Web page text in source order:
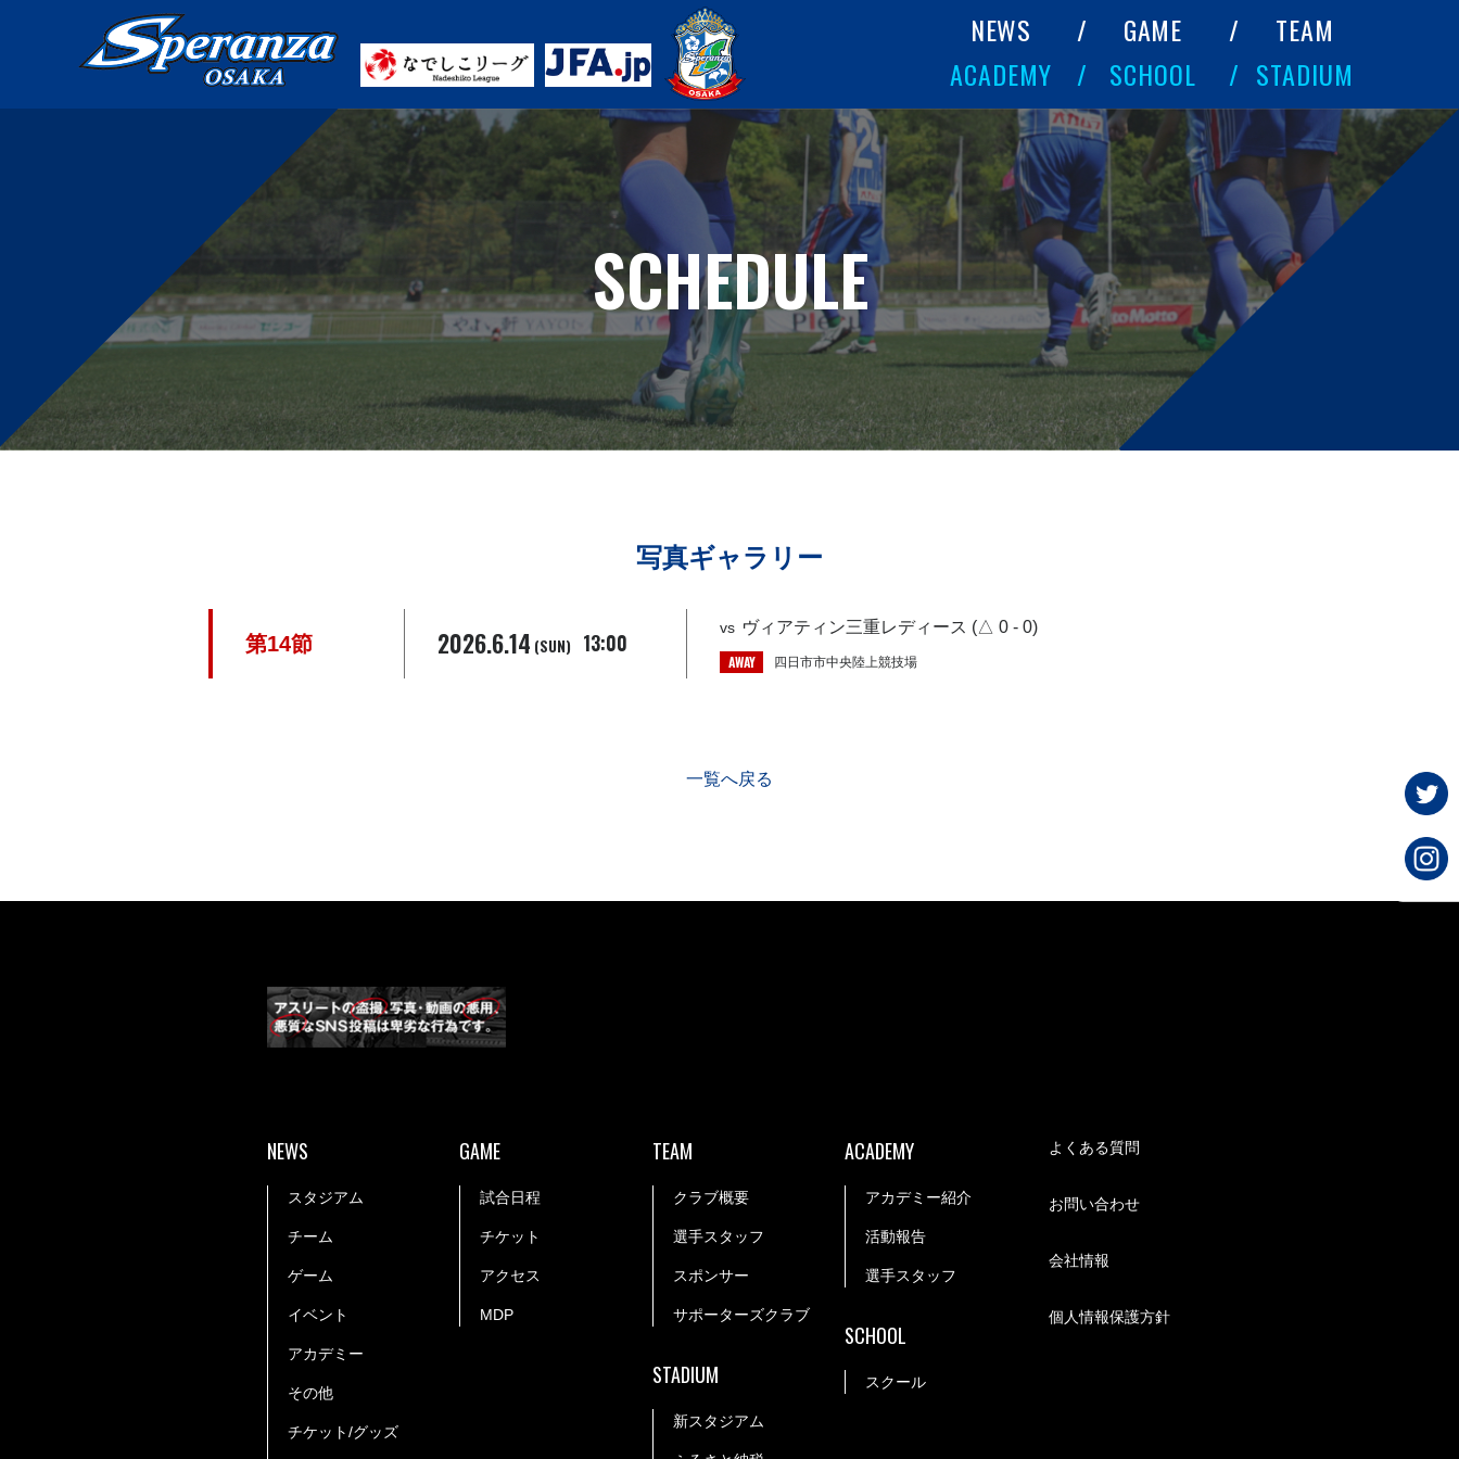
NEWS GAME
TEAM
ACADEMY
SCHOOL STADIUM
SCHEDULE
写真ギャラリー
第14節 2026.6.14 (SUN) 13:00
vs ヴィアティン三重レディース (△ 0 - 0)
AWAY
四日市市中央陸上競技場
一覧へ戻る
NEWS
スタジアム
チーム
ゲーム
イベント
アカデミー
その他
チケット/グッズ
GAME
試合日程
チケット
アクセス
MDP
TEAM
クラブ概要
選手スタッフ
スポンサー
サポーターズクラブ
STADIUM
新スタジアム
ACADEMY
アカデミー紹介
活動報告
選手スタッフ
SCHOOL
スクール
よくある質問
お問い合わせ
会社情報
個人情報保護方針